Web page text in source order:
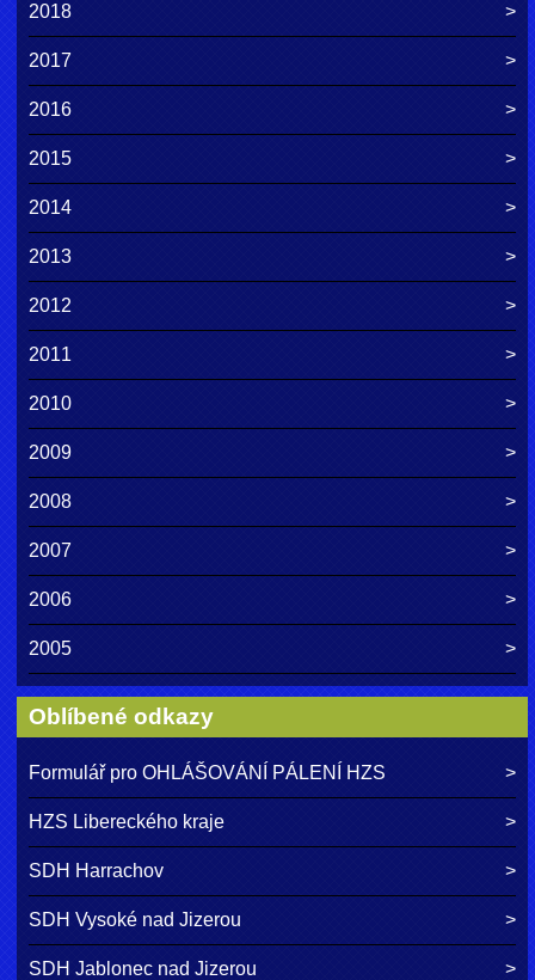
2018
2017
2016
2015
2014
2013
2012
2011
2010
2009
2008
2007
2006
2005
Oblíbené odkazy
Formulář pro OHLÁŠOVÁNÍ PÁLENÍ HZS
HZS Libereckého kraje
SDH Harrachov
SDH Vysoké nad Jizerou
SDH Jablonec nad Jizerou